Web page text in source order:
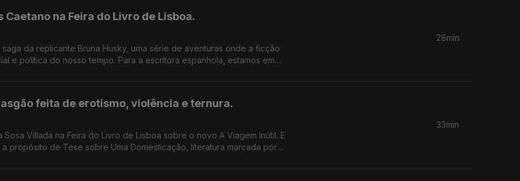
na Feira do Livro de Lisboa.
da replicante Bruna Husky, uma série de aventuras onde a ficção
e política do nosso tempo. Para a escritora espanhola, estamos em
28min
feita de erotismo, violência e ternura.
Villada na Feira do Livro de Lisboa sobre o novo A Viagem Inútil. E
propósito de Tese sobre Uma Domesticação, literatura marcada por
33min